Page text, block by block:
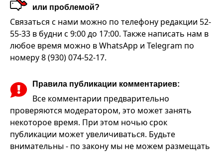
или проблемой?
Связаться с нами можно по телефону редакции 52-
55-33 в будни с 9:00 до 17:00. Также написать нам в
любое время можно в WhatsApp и Telegram по
номеру 8 (930) 074-52-17.
Правила публикации комментариев:
Все комментарии предварительно
проверяются модератором, это может занять
некоторое время. При этом ночью срок
публикации может увеличиваться. Будьте
внимательны - по закону мы не можем размещать